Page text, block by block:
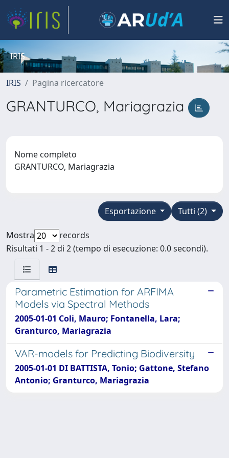
IRIS
IRIS Pagina ricercatore
GRANTURCO, Mariagrazia
Nome completo
GRANTURCO, Mariagrazia
Tutti (2)
Esportazione
Mostra
records
Risultati 1 - 2 di 2 (tempo di esecuzione: 0.0 secondi).
Parametric Estimation for ARFIMA
Models via Spectral Methods
2005-01-01 Coli, Mauro; Fontanella, Lara;
Granturco, Mariagrazia
VAR-models for Predicting Biodiversity
2005-01-01 DI BATTISTA, Tonio; Gattone, Stefano
Antonio; Granturco, Mariagrazia